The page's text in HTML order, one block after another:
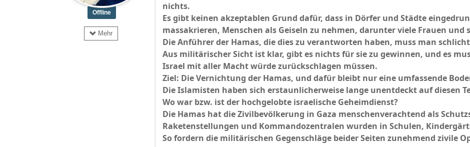
Offline
Mehr
nichts.
Es gibt keinen akzeptablen Grund dafür, dass in Dörfer und Städte
massakrieren, Menschen als Geiseln zu nehmen, darunter viele Frauen und
Die Anführer der Hamas, die dies zu verantworten haben, muss man
Aus militärischer Sicht ist klar, gibt es nichts für sie zu gewinnen, und es
Israel mit aller Macht würde zurückschlagen müssen.
Ziel: Die Vernichtung der Hamas, und dafür bleibt nur eine umfassende
Die Islamisten haben sich erstaunlicherweise lange unentdeckt auf diesen
Wo war bzw. ist der hochgelobte israelische Geheimdienst?
Die Hamas hat die Zivilbevölkerung in Gaza menschenverachtend als
Raketenstellungen und Kommandozentralen wurden in Schulen,
So fordern die militärischen Gegenschläge beider Seiten zunehmend zivile